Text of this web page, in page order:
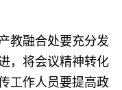
教融合处要充分发
，将会议精神转化
工作人员要提高政